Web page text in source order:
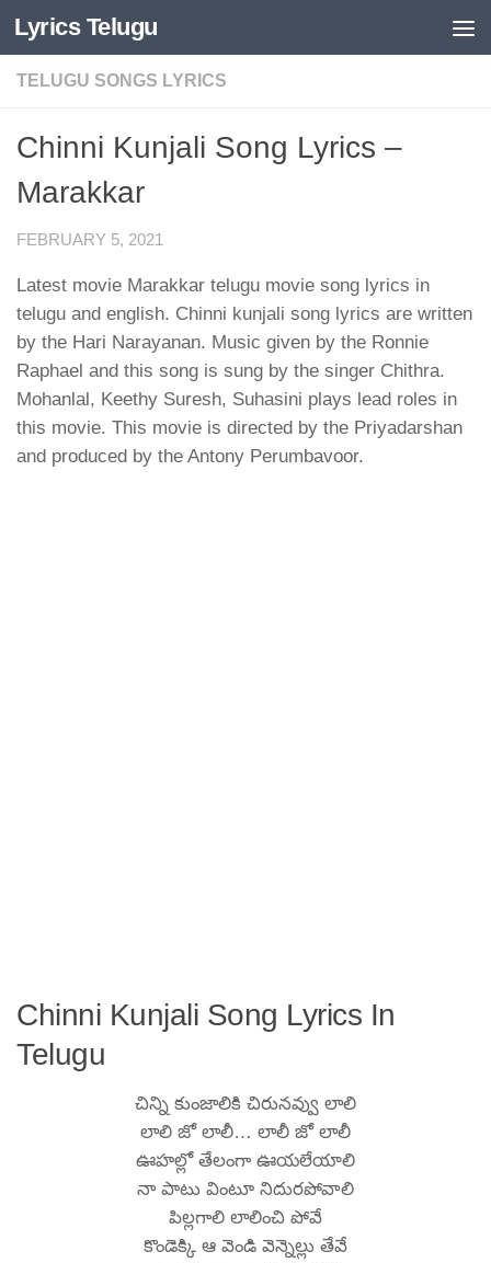
Skip to content
Lyrics Telugu
TELUGU SONGS LYRICS
Chinni Kunjali Song Lyrics –
Marakkar
FEBRUARY 5, 2021
Latest movie Marakkar telugu movie song lyrics in
telugu and english. Chinni kunjali song lyrics are written
by the Hari Narayanan. Music given by the Ronnie
Raphael and this song is sung by the singer Chithra.
Mohanlal, Keethy Suresh, Suhasini plays lead roles in
this movie. This movie is directed by the Priyadarshan
and produced by the Antony Perumbavoor.
Chinni Kunjali Song Lyrics In
Telugu
చిన్ని కుంజాలికి చిరునవ్వు లాలి
లాలి జో లాలీ… లాలీ జో లాలీ
ఊహల్లో తేలంగా ఊయలేయాలి
నా పాటు వింటూ నిదురపోవాలి
పిల్లగాలి లాలించి పోవే
కొండెక్కి ఆ వెండి వెన్నెల్లు తేవే